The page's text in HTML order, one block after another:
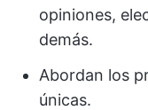
opiniones,
demás.
Abordan los
únicas.